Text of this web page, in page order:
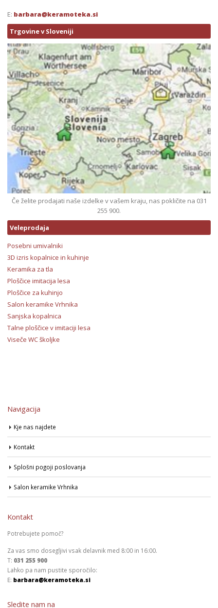
E: barbara@keramoteka.si
Trgovine v Sloveniji
Če želite prodajati naše izdelke v vašem kraju, nas pokličite na 031
255 900.
Veleprodaja
Posebni umivalniki
3D izris kopalnice in kuhinje
Keramika za tla
Ploščice imitacija lesa
Ploščice za kuhinjo
Salon keramike Vrhnika
Sanjska kopalnica
Talne ploščice v imitaciji lesa
Viseče WC školjke
Navigacija
Kje nas najdete
Kontakt
Splošni pogoji poslovanja
Salon keramike Vrhnika
Kontakt
Potrebujete pomoč?
Za vas smo dosegljivi vsak delavnik med 8:00 in 16:00.
T: 031 255 900
Lahko pa nam pustite sporočilo:
E: barbara@keramoteka.si
Sledite nam na